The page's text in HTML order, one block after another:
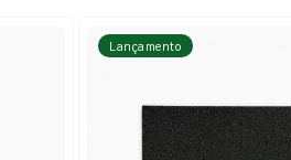
Lançamento